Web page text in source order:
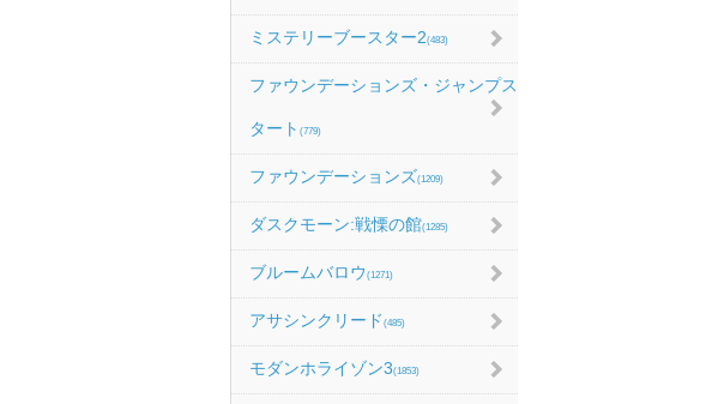
ミステリーブースター2(483)
ファウンデーションズ・ジャンプス
タート (779)
ファウンデーションズ(1209)
ダスクモーン:戦慄の館(1285)
ブルームバロウ (1271)
アサシンクリード (485)
モダンホライゾン3(1853)